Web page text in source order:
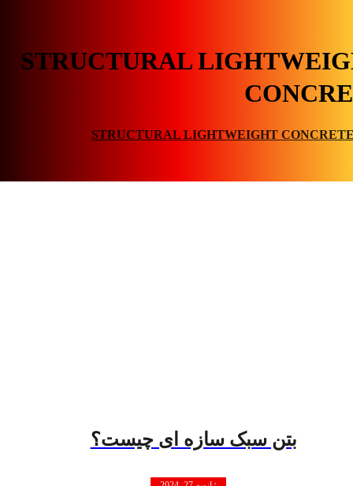
STRUCTURAL
STRUCTURAL LIGHTWEIGHT
بتن سبک سازه ای چیست؟